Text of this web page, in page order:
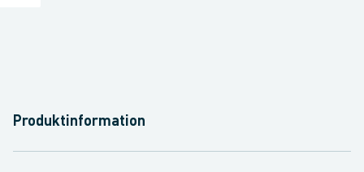
Produktinformation